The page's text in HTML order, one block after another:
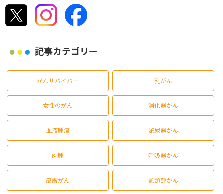
記事カテゴリー
がんサバイバー 乳がん
女性のがん 消化器がん
血液腫瘍 泌尿器がん
肉腫 呼吸器がん
皮膚がん 頭頸部がん